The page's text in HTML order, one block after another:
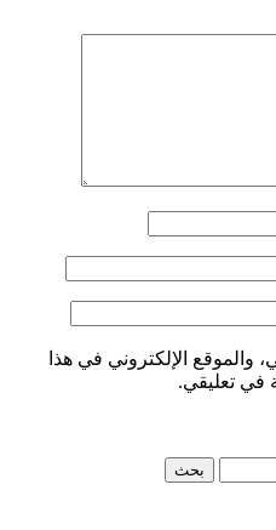
والموقع الإلكتروني في هذا
في تعليقي.